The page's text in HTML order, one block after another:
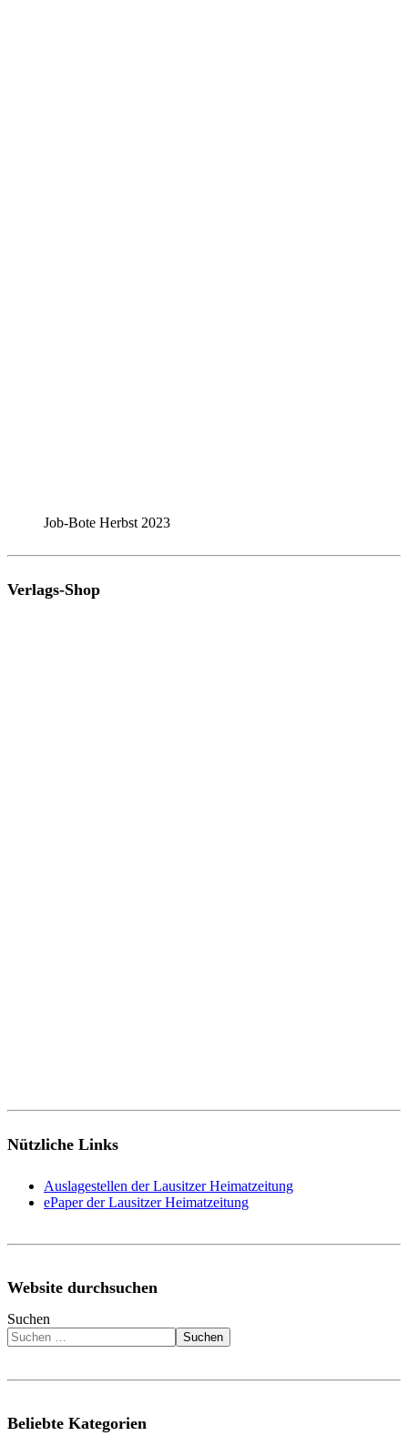
Job-Bote Herbst 2023
Verlags-Shop
Nützliche Links
Auslagestellen der Lausitzer Heimatzeitung
ePaper der Lausitzer Heimatzeitung
Website durchsuchen
Suchen
Suchen
Beliebte Kategorien